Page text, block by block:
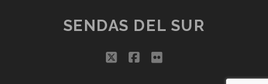
SENDAS DEL SUR
twitterfacebook
flickr